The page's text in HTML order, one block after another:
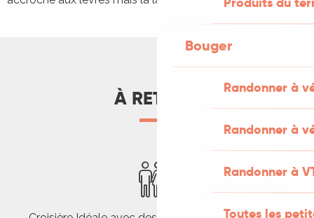
Bouger
Randonner à
Randonner à
Randonner à
Toutes les
À RETENIR